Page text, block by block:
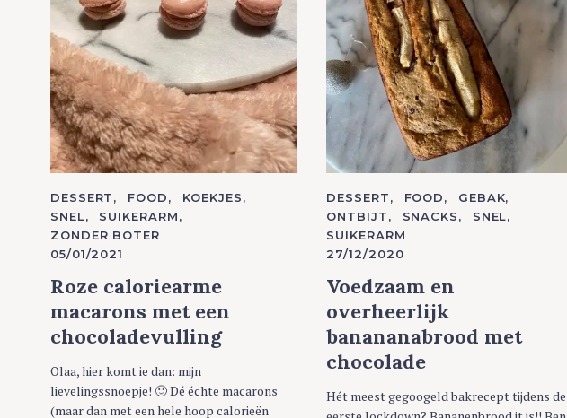
C
A
T
E
G
O
I
E
S
DESSERT FOOD
KOEKJES
SNEL
SUIKERARM
ZONDER BOTER
05/01/2021
Roze caloriearme
macarons met een
chocoladevulling
Olaa, hier komt ie dan: mijn
lievelingssnoepje! 🙂 Dé échte macarons
(maar dan met een hele hoop calorieën
C
A
T
E
G
O
I
E
S
DESSERT FOOD
GEBAK
ONTBIJT
SNACKS
SNEL
SUIKERARM
27/12/2020
Voedzaam en
overheerlijk
banananabrood met
chocolade
Hét meest gegoogeld bakrecept tijdens de
e
a
r
h
f
o
r
: